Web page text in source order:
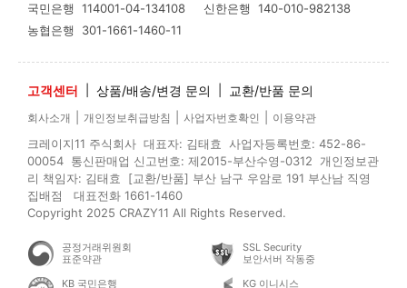
국민은행 114001-04-134108 신한은행 140-010-982138
농협은행 301-1661-1460-11
고객센터 상품/배송/변경 문의 교환/반품 문의
회사소개 개인정보취급방침 사업자번호확인 이용약관
크레이지11 주식회사 대표자: 김태효 사업자등록번호: 452-86-
00054 통신판매업 신고번호: 제2015-부산수영-0312 개인정보관
리 책임자: 김태효 [교환/반품] 부산 남구 우암로 191 부산남 직영
집배점 대표전화 1661-1460
Copyright 2025 CRAZY11 All Rights Reserved.
공정거래위원회
표준약관
SSL Security
보안서버 작동중
KB 국민은행
KG 이니시스